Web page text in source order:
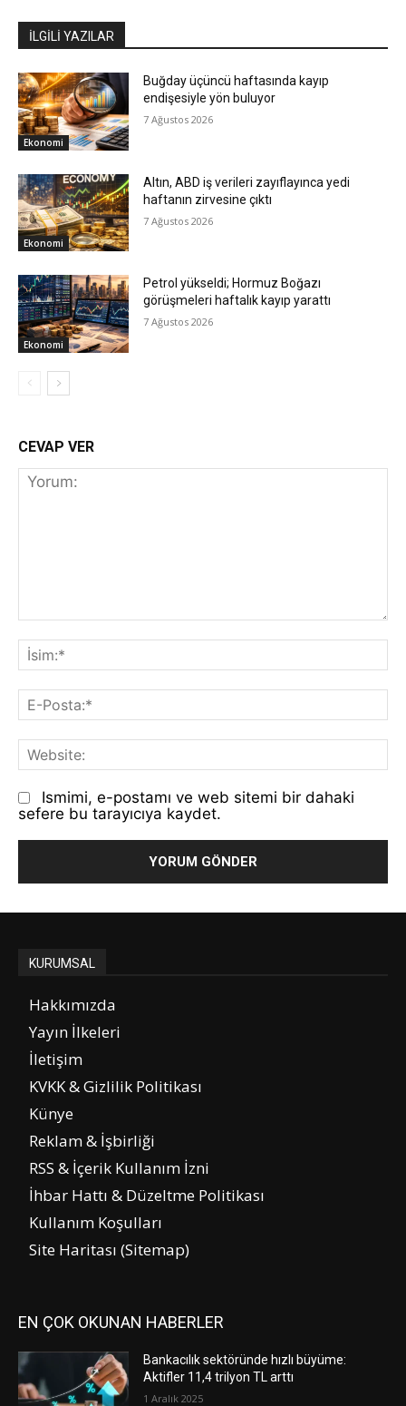
İLGİLİ YAZILAR
Ekonomi
Buğday üçüncü haftasında kayıp
endişesiyle yön buluyor
7 Ağustos 2026
Ekonomi
Altın, ABD iş verileri zayıflayınca yedi
haftanın zirvesine çıktı
7 Ağustos 2026
Ekonomi
Petrol yükseldi; Hormuz Boğazı
görüşmeleri haftalık kayıp yarattı
7 Ağustos 2026
CEVAP VER
Ismimi, e-postamı ve web sitemi bir dahaki
sefere bu tarayıcıya kaydet.
KURUMSAL
Hakkımızda
Yayın İlkeleri
İletişim
KVKK & Gizlilik Politikası
Künye
Reklam & İşbirliği
RSS & İçerik Kullanım İzni
İhbar Hattı & Düzeltme Politikası
Kullanım Koşulları
Site Haritası (Sitemap)
EN ÇOK OKUNAN HABERLER
Bankacılık sektöründe hızlı büyüme:
Aktifler 11,4 trilyon TL arttı
1 Aralık 2025